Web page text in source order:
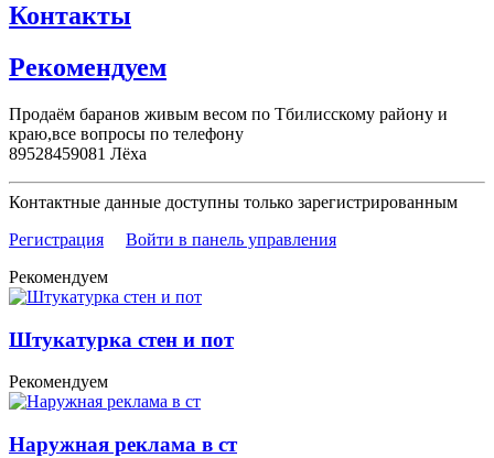
Контакты
Рекомендуем
Продаём баранов живым весом по Тбилисскому району и
краю,все вопросы по телефону
89528459081 Лёха
Контактные данные доступны только зарегистрированным
Регистрация
Войти в панель управления
Рекомендуем
Штукатурка стен и пот
Рекомендуем
Наружная реклама в ст